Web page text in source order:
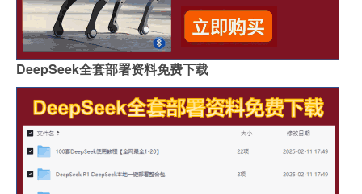
DeepSeek全套部署资料免费下载